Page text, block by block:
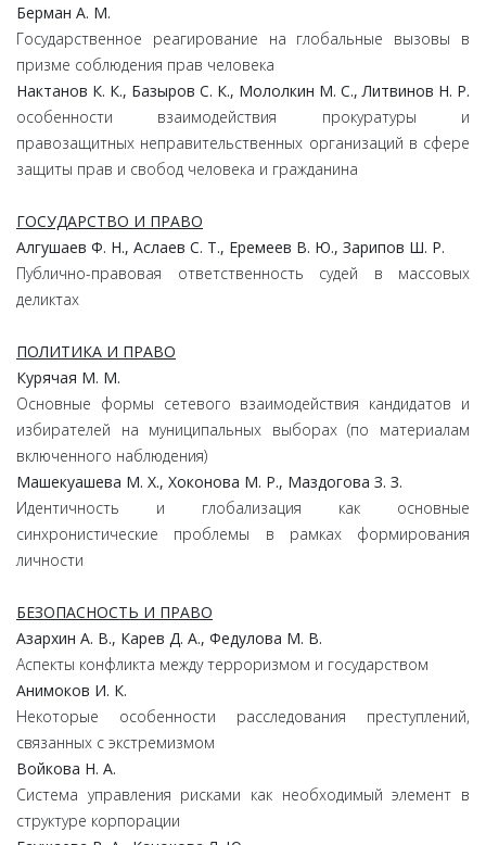
Берман А. М.
Государственное реагирование на глобальные вызовы в
призме соблюдения прав человека
Нактанов К. К., Базыров С. К., Мололкин М. С., Литвинов Н. Р.
особенности взаимодействия прокуратуры и
правозащитных неправительственных организаций в сфере
защиты прав и свобод человека и гражданина
ГОСУДАРСТВО И ПРАВО
Алгушаев Ф. Н., Аслаев С. Т., Еремеев В. Ю., Зарипов Ш. Р.
Публично-правовая ответственность судей в массовых
деликтах
ПОЛИТИКА И ПРАВО
Курячая М. М.
Основные формы сетевого взаимодействия кандидатов и
избирателей на муниципальных выборах (по материалам
включенного наблюдения)
Машекуашева М. Х., Хоконова М. Р., Маздогова З. З.
Идентичность и глобализация как основные
синхронистические проблемы в рамках формирования
личности
БЕЗОПАСНОСТЬ И ПРАВО
Азархин А. В., Карев Д. А., Федулова М. В.
Аспекты конфликта между терроризмом и государством
Анимоков И. К.
Некоторые особенности расследования преступлений,
связанных с экстремизмом
Войкова Н. А.
Система управления рисками как необходимый элемент в
структуре корпорации